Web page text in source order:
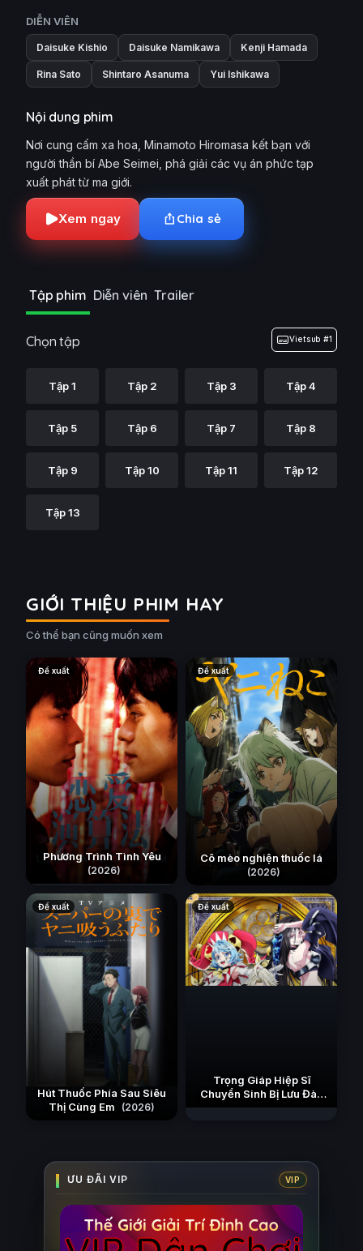
DIỄN VIÊN
Daisuke Kishio Daisuke Namikawa Kenji Hamada
Rina Sato Shintaro Asanuma Yui Ishikawa
Nội dung phim
Nơi cung cấm xa hoa, Minamoto Hiromasa kết bạn với
người thần bí Abe Seimei, phá giải các vụ án phức tạp
xuất phát từ ma giới.
Xem ngay Chia sẻ
Tập phim Diễn viên Trailer
Chọn tập Vietsub #1
Tập 1 Tập 2 Tập 3 Tập 4
Tập 5 Tập 6 Tập 7 Tập 8
Tập 9 Tập 10 Tập 11 Tập 12
Tập 13
GIỚI THIỆU PHIM HAY
Có thể bạn cũng muốn xem
Đề xuất
Phương Trình Tình Yêu
(2026)
Đề xuất
Cô mèo nghiện thuốc lá
(2026)
Đề xuất
Hút Thuốc Phía Sau Siêu
Thị Cùng Em
(2026)
Đề xuất
Trọng Giáp Hiệp Sĩ
Chuyển Sinh Bị Lưu Đày
Trở Nên Vô Địch Nhờ Kiến